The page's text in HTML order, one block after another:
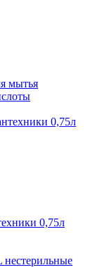
мытья
0,75л